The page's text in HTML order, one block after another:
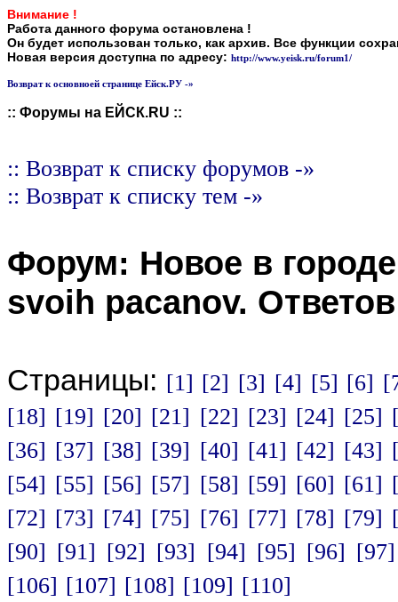
Внимание !
Работа данного форума остановлена !
Он будет использован только, как архив. Все функции
Новая версия доступна по адресу: http://www.yeisk.ru/forum1/
Возврат к основноей странице Ейск.РУ -»
:: Форумы на ЕЙСК.RU ::
:: Возврат к списку форумов -»
:: Возврат к списку тем -»
Форум: Новое в городе
svoih pacanov.
Страницы: [1] [2] [3] [4] [5] [6]
[18] [19] [20] [21] [22] [23] [24] [25]
[36] [37] [38] [39] [40] [41] [42] [43]
[54] [55] [56] [57] [58] [59] [60] [61]
[72] [73] [74] [75] [76] [77] [78] [79]
[90] [91] [92] [93] [94] [95] [96] [97]
[106] [107] [108] [109] [110]